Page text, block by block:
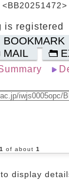
is registered
BOOKMARK
MAIL
1 of about 1
display